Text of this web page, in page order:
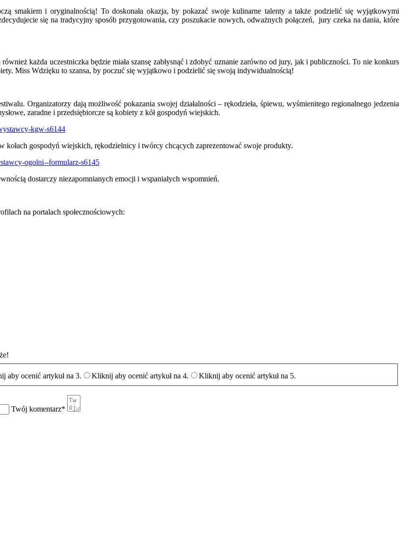
smakiem i oryginalnością! To doskonała okazja, by pokazać swoje kulinarne talenty a także podzielić się wyjątkowymi
się na tradycyjny sposób przygotowania, czy poszukacie nowych, odważnych połączeń, jury czeka na dania, które
każda uczestniczka będzie miała szansę zabłysnąć i zdobyć uznanie zarówno od jury, jak i publiczności. To nie konkurs
Miss Wdzięku to szansa, by poczuć się wyjątkowo i podzielić się swoją indywidualnością!
Organizatorzy dają możliwość pokazania swojej działalności – rękodzieła, śpiewu, wyśmienitego regionalnego jedzenia
zaradne i przedsiębiorcze są kobiety z kół gospodyń wiejskich.
kgw-s6144
gospodyń wiejskich, rękodzielnicy i twórcy chcących zaprezentować swoje produkty.
ogolni--formularz-s6145
dostarczy niezapomnianych emocji i wspaniałych wspomnień.
na portalach społecznościowych:
Kliknij aby ocenić artykuł na 3. Kliknij aby ocenić artykuł na 4.
Kliknij aby ocenić artykuł na 5.
Twój komentarz*